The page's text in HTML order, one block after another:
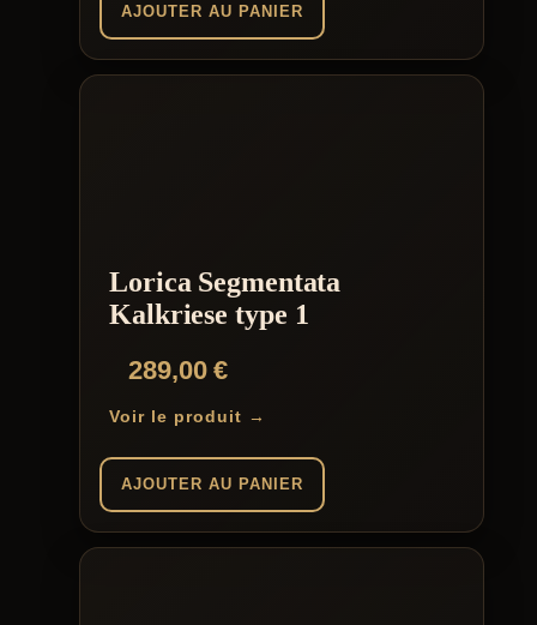
AJOUTER AU PANIER
Lorica Segmentata
Kalkriese type 1
289,00€
Voir le produit →
AJOUTER AU PANIER